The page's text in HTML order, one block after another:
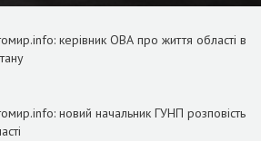
керівник ОВА про життя області в
новий начальник ГУНП розповість